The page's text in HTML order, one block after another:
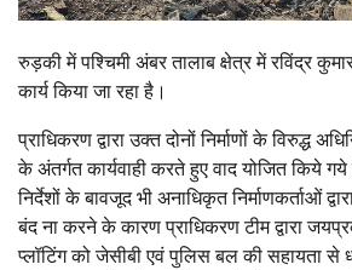
रुड़की में पश्चिमी अंबर तालाब क्षेत्र में रविंद्र कुमार
कार्य किया जा रहा है।
प्राधिकरण द्वारा उक्त दोनों निर्माणों के विरुद्ध
के अंतर्गत कार्यवाही करते हुए वाद योजित किये
निर्देशों के बावजूद भी अनाधिकृत निर्माणकर्ताओं
बंद ना करने के कारण प्राधिकरण टीम द्वारा
प्लॉटिंग को जेसीबी एवं पुलिस बल की सहायता से